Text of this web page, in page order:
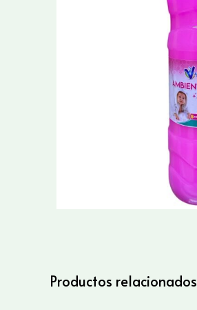
Productos relacionados